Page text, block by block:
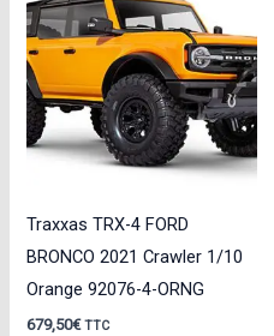
Traxxas TRX-4 FORD
BRONCO 2021 Crawler 1/10
Orange 92076-4-ORNG
679,50€ TTC